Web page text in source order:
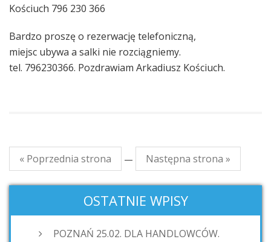
Kościuch 796 230 366
Bardzo proszę o rezerwację telefoniczną,
miejsc ubywa a salki nie rozciągniemy.
tel. 796230366. Pozdrawiam Arkadiusz Kościuch.
« Poprzednia strona — Następna strona »
OSTATNIE WPISY
POZNAŃ 25.02. DLA HANDLOWCÓW.